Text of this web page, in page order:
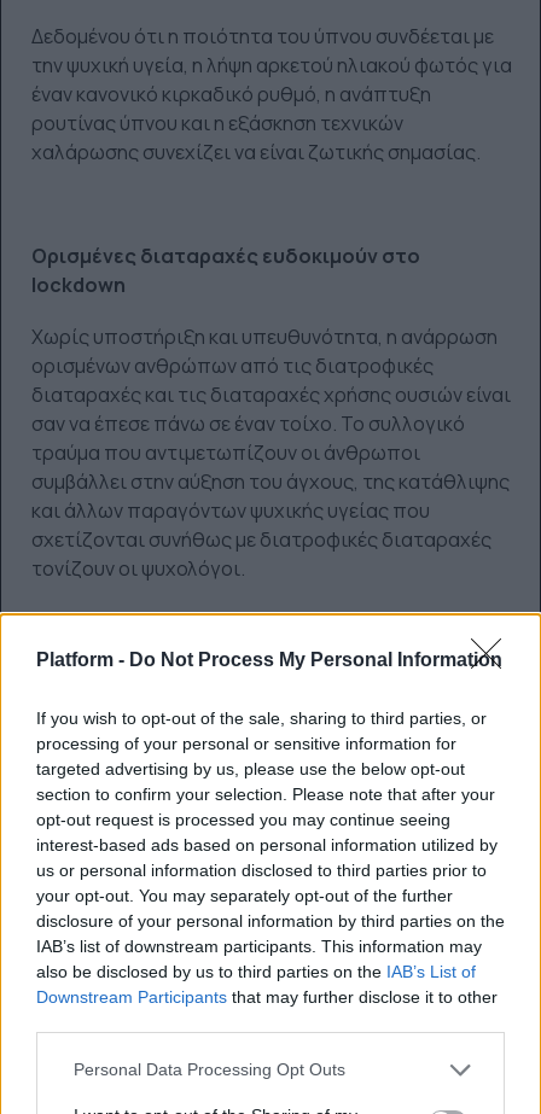
Platform - Do Not Process My Personal Information
If you wish to opt-out of the sale, sharing to third parties, or
processing of your personal or sensitive information for
targeted advertising by us, please use the below opt-out
section to confirm your selection. Please note that after your
opt-out request is processed you may continue seeing
interest-based ads based on personal information utilized by
us or personal information disclosed to third parties prior to
your opt-out. You may separately opt-out of the further
disclosure of your personal information by third parties on the
IAB’s list of downstream participants. This information may
also be disclosed by us to third parties on the IAB’s List of
Downstream Participants that may further disclose it to other
Personal Data Processing Opt Outs
Δεδομένου ότι η ποιότητα του ύπνου συνδέεται με
την ψυχική υγεία, η λήψη αρκετού ηλιακού φωτός για
έναν κανονικό κιρκαδικό ρυθμό, η ανάπτυξη
ρουτίνας ύπνου και η εξάσκηση τεχνικών
χαλάρωσης συνεχίζει να είναι ζωτικής σημασίας.
Ορισμένες διαταραχές ευδοκιμούν στο
lockdown
Χωρίς υποστήριξη και υπευθυνότητα, η ανάρρωση
ορισμένων ανθρώπων από τις διατροφικές
διαταραχές και τις διαταραχές χρήσης ουσιών είναι
σαν να έπεσε πάνω σε έναν τοίχο. Το συλλογικό
τραύμα που αντιμετωπίζουν οι άνθρωποι
συμβάλλει στην αύξηση του άγχους, της κατάθλιψης
και άλλων παραγόντων ψυχικής υγείας που
σχετίζονται συνήθως με διατροφικές διαταραχές
τονίζουν οι ψυχολόγοι.
Οι προκλήσεις περιλαμβάνουν ανησυχία σχετικά
με την έλλειψη δομής, περισσότερο χρόνο σε ένα
περιβάλλον που ευνοεί την υποτροπή και
δυσκολία εύρεσης απορρήτου για συνεδρίες τηλε-
υγείας και άλλη εικονική υποστήριξη. Ορισμένα
άτομα με διατροφικές διαταραχές έχουν επίσης
παρουσιάσει αυξημένα συμπτώματα, όπως
ανορεξία ή υπερβολικό φαγητό ή υποτροπές.
Για εκείνους που δεν είναι έτοιμοι να αναρρώσουν ή
εξακολουθούν να είναι ενεργοί στις διαταραχές
τους, η απομόνωση ήταν μια ευκαιρία για να
διατηρήσουν συμπεριφορές διαταραχής- μια
ευκαιρία για την οποία μερικοί μπορεί να είναι
Οι υποτροπές σε καταχρήσεις ουσιών όπως